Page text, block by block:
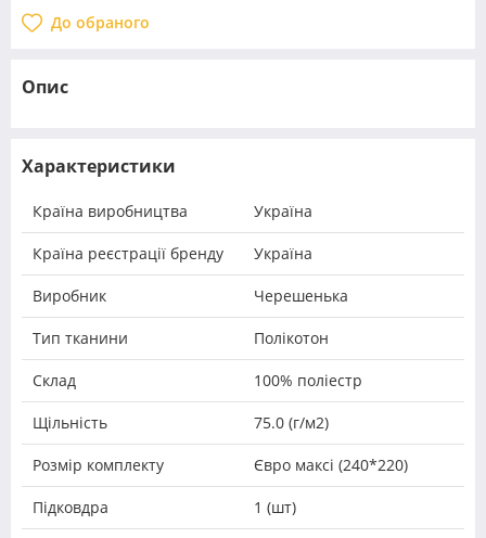
До обраного
Опис
Характеристики
Країна виробництва Україна
Країна реєстрації бренду Україна
Виробник Черешенька
Тип тканини Полікотон
Склад 100% поліестр
Щільність 75.0 (г/м2)
Розмір комплекту Євро максі (240*220)
Підковдра 1 (шт)